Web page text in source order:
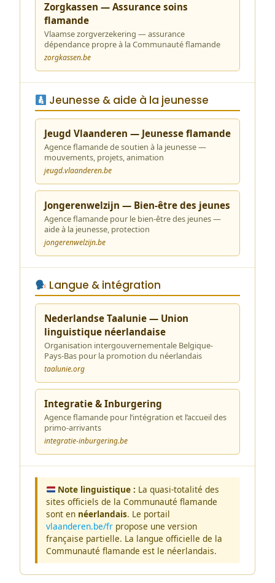
Zorgkassen — Assurance soins
flamande
Vlaamse zorgverzekering — assurance
dépendance propre à la Communauté flamande
zorgkassen.be
Jeunesse & aide à la jeunesse
Jeugd Vlaanderen — Jeunesse flamande
Agence flamande de soutien à la jeunesse —
mouvements, projets, animation
jeugd.vlaanderen.be
Jongerenwelzijn — Bien-être des jeunes
Agence flamande pour le bien-être des jeunes —
aide à la jeunesse, protection
jongerenwelzijn.be
Langue & intégration
Nederlandse Taalunie — Union
linguistique néerlandaise
Organisation intergouvernementale Belgique-
Pays-Bas pour la promotion du néerlandais
taalunie.org
Integratie & Inburgering
Agence flamande pour l’intégration et l’accueil des
primo-arrivants
integratie-inburgering.be
Note linguistique : La quasi-totalité des
sites officiels de la Communauté flamande
sont en néerlandais. Le portail
vlaanderen.be/fr propose une version
française partielle. La langue officielle de la
Communauté flamande est le néerlandais.